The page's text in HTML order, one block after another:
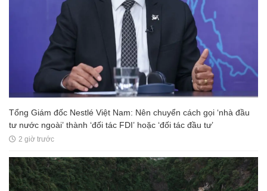
Tổng Giám đốc Nestlé Việt Nam: Nên chuyển cách gọi ‘nhà đầu
tư nước ngoài’ thành ‘đối tác FDI’ hoặc ‘đối tác đầu tư’
2 giờ trước